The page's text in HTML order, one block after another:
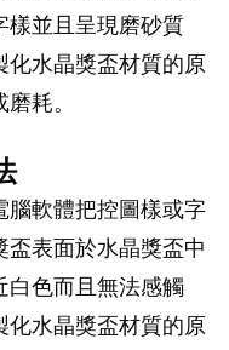
樣並且呈現磨砂質
化水晶獎盃材質的原
耗。
腦軟體把控圖樣或字
表面於水晶獎盃中
白色而且無法感觸
化水晶獎盃材質的原